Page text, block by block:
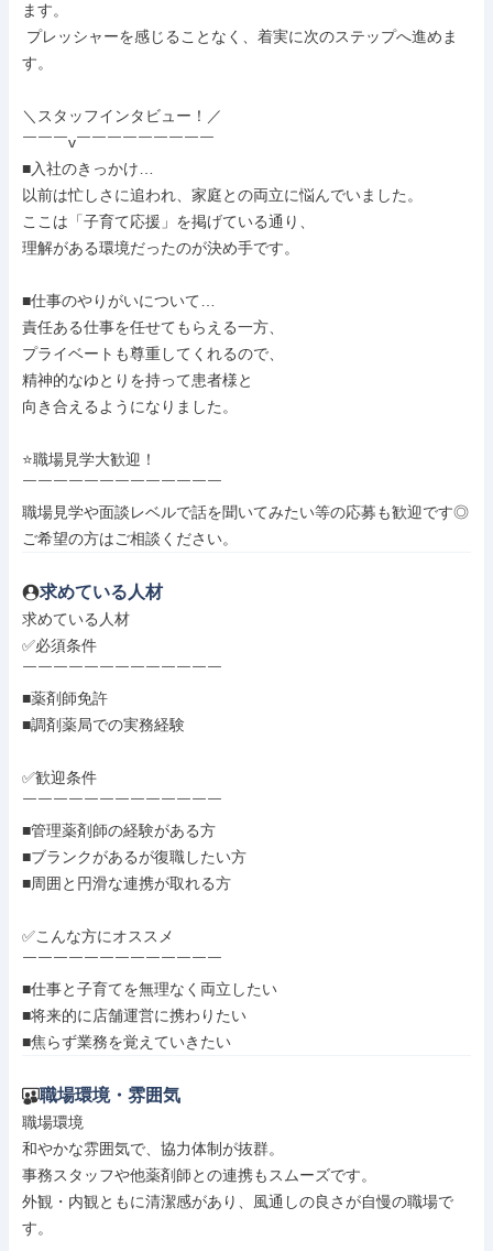
ます。
す。
＼スタッフインタビュー！／
￣￣￣v￣￣￣￣￣￣￣￣￣
■入社のきっかけ…
以前は忙しさに追われ、家庭との両立に悩んでいました。
ここは「子育て応援」を掲げている通り、
理解がある環境だったのが決め手です。
■仕事のやりがいについて…
責任ある仕事を任せてもらえる一方、
プライベートも尊重してくれるので、
精神的なゆとりを持って患者様と
向き合えるようになりました。
⭐職場見学大歓迎！
￣￣￣￣￣￣￣￣￣￣￣￣￣
職場見学や面談レベルで話を聞いてみたい等の応募も歓迎です◎
ご希望の方はご相談ください。
求めている人材
求めている人材
✅必須条件
￣￣￣￣￣￣￣￣￣￣￣￣￣
■薬剤師免許
■調剤薬局での実務経験
✅歓迎条件
￣￣￣￣￣￣￣￣￣￣￣￣￣
■管理薬剤師の経験がある方
■ブランクがあるが復職したい方
■周囲と円滑な連携が取れる方
✅こんな方にオススメ
￣￣￣￣￣￣￣￣￣￣￣￣￣
■仕事と子育てを無理なく両立したい
■将来的に店舗運営に携わりたい
■焦らず業務を覚えていきたい
職場環境・雰囲気
職場環境
和やかな雰囲気で、協力体制が抜群。
事務スタッフや他薬剤師との連携もスムーズです。
外観・内観ともに清潔感があり、風通しの良さが自慢の職場で
す。